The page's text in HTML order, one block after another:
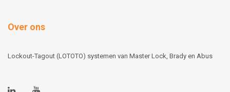
Over ons
Lockout-Tagout (LOTOTO) systemen van Master Lock, Brady en Abus